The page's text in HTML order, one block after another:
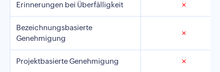
Erinnerungen bei Überfälligkeit ✗
Bezeichnungsbasierte
Genehmigung
✗
Projektbasierte Genehmigung ✗